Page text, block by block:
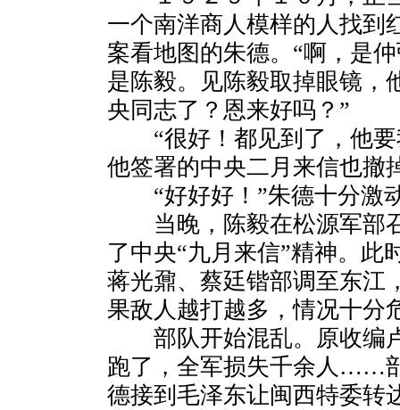
一个南洋商人模样的人找到
案看地图的朱德。“啊，是
是陈毅。见陈毅取掉眼镜，
央同志了？恩来好吗？”
“很好！都见到了，他要
他签署的中央二月来信也撤
“好好好！”朱德十分激
当晚，陈毅在松源军部
了中央“九月来信”精神。此
蒋光鼐、蔡廷锴部调至东江
果敌人越打越多，情况十分
部队开始混乱。原收编
跑了，全军损失千余人……
德接到毛泽东让闽西特委转